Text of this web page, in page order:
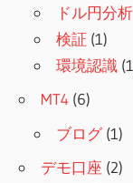
ドル円分析
検証 (1)
環境認識
MT4 (6)
ブログ(1)
デモ口座 (2)